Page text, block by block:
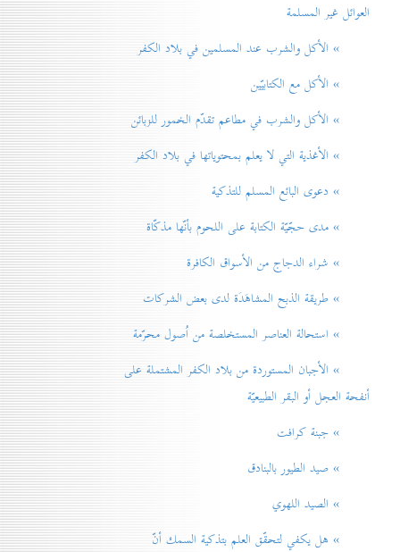
العوائل غير المسلمة
» الأكل والشرب عند المسلمين في بلاد الكفر
» الأكل مع الكتابيّين
» الأكل والشرب في مطاعم تقدّم الخمور للزبائن
» الأغذية التي لا يعلم بمحتوياتها في بلاد الكفر
» دعوی البائع المسلم للتذكية
» مدی حجّيّة الكتابة على اللحوم بأنّها مذكّاة
» شراء الدجاج من الأسواق الكافرة
» طريقة الذبح المشاهَدَة لدی بعض الشركات
» استحالة العناصر المستخلصة من اُصول محرّمة
» الأجبان المستوردة من بلاد الكفر المشتملة على
أنفحة العجل أو البقر الطبيعيّة
» جبنة كرافت
» صيد الطيور بالبنادق
» الصيد اللهوي
» هل يكفي لتحقّق العلم بتذكية السمك أنّ